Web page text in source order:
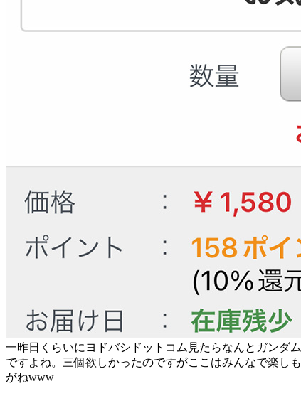
一昨日くらいにヨドバシドットコム見たらなんとガンダ
ですよね。三個欲しかったのですがここはみんなで楽し
がねwww